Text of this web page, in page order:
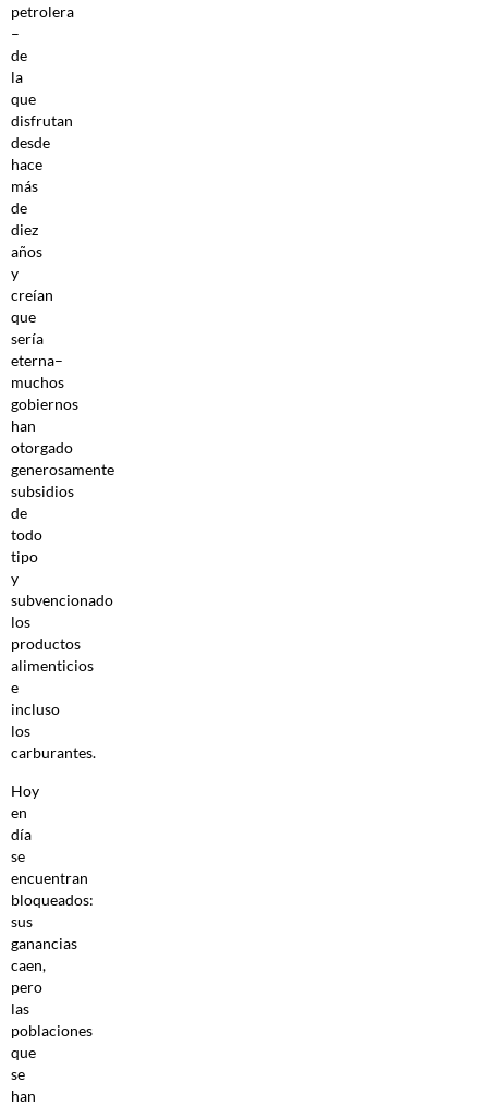
petrolera
–
de
la
que
disfrutan
desde
hace
más
de
diez
años
y
creían
que
sería
eterna–
muchos
gobiernos
han
otorgado
generosamente
subsidios
de
todo
tipo
y
subvencionado
los
productos
alimenticios
e
incluso
los
carburantes.
Hoy
en
día
se
encuentran
bloqueados:
sus
ganancias
caen,
pero
las
poblaciones
que
se
han